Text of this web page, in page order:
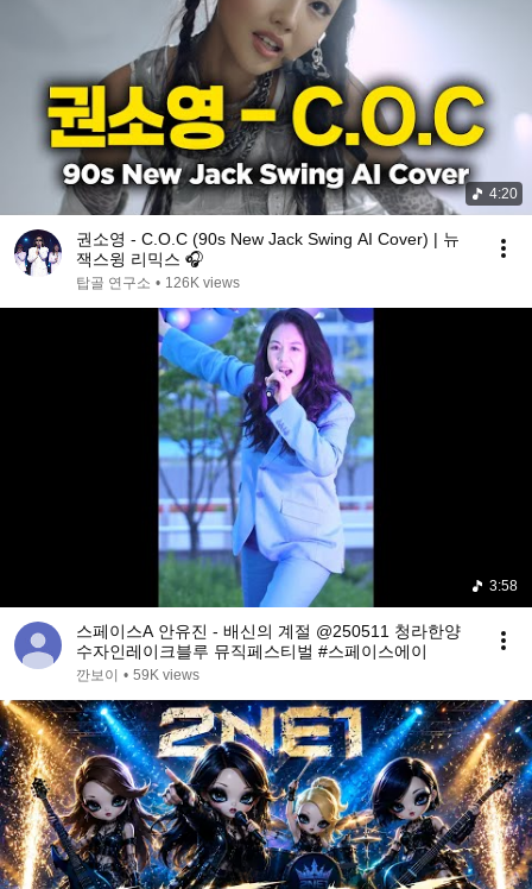
4:20
권소영 - C.O.C (90s New Jack Swing AI Cover) | 뉴
잭스윙 리믹스 🎧
탑골 연구소 • 126K views
3:58
스페이스A 안유진 - 배신의 계절 @250511 청라한양
수자인레이크블루 뮤직페스티벌 #스페이스에이
깐보이 • 59K views